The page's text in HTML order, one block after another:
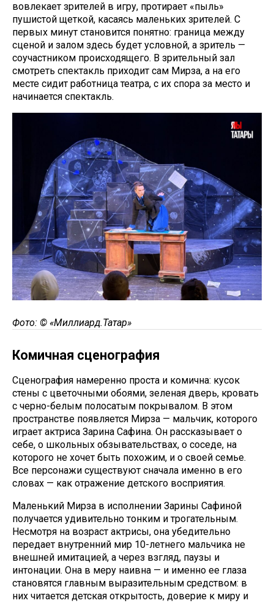
вовлекает зрителей в игру, протирает «пыль»
пушистой щеткой, касаясь маленьких зрителей. С
первых минут становится понятно: граница между
сценой и залом здесь будет условной, а зритель —
соучастником происходящего. В зрительный зал
смотреть спектакль приходит сам Мирза, а на его
месте сидит работница театра, с их спора за место и
начинается спектакль.
Фото: © «Миллиард.Татар»
Комичная сценография
Сценография намеренно проста и комична: кусок
стены с цветочными обоями, зеленая дверь, кровать
с черно-белым полосатым покрывалом. В этом
пространстве появляется Мирза — мальчик, которого
играет актриса Зарина Сафина. Он рассказывает о
себе, о школьных обзывательствах, о соседе, на
которого не хочет быть похожим, и о своей семье.
Все персонажи существуют сначала именно в его
словах — как отражение детского восприятия.
Маленький Мирза в исполнении Зарины Сафиной
получается удивительно тонким и трогательным.
Несмотря на возраст актрисы, она убедительно
передает внутренний мир 10-летнего мальчика не
внешней имитацией, а через взгляд, паузы и
интонации. Она в меру наивна — и именно ее глаза
становятся главным выразительным средством: в
них читается детская открытость, доверие к миру и